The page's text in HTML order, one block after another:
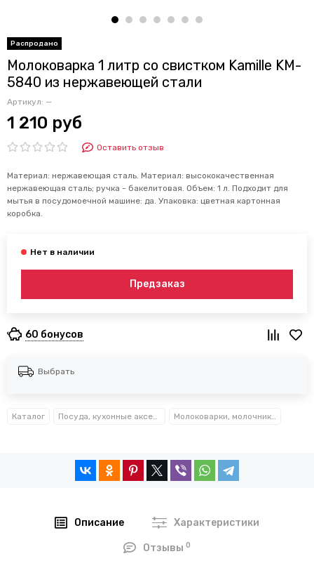
Молоковарка 1 литр со свистком Kamille KM-
5840 из нержавеющей стали
Артикул: —
1 210 руб
Оставить отзыв
Материал: нержавеющая сталь. Материал: высококачественная
нержавеющая сталь; ручка - бакелитовая. Объем: 1 л. Подходит для
мытья в посудомоечной машине: да. Упаковка: цветная картонная
коробка.
Предзаказ
60 бонусов
Выбрать
Каталог Посуда, кухонные аксессуары и принадлежности TM Kamille TM Ofenbach Молоковарки, молочники, соковарки и скороварки Kamille™ Ofenbach™
Описание Характеристики
Отзывы0